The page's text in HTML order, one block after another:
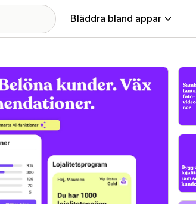
Bläddra bland appar